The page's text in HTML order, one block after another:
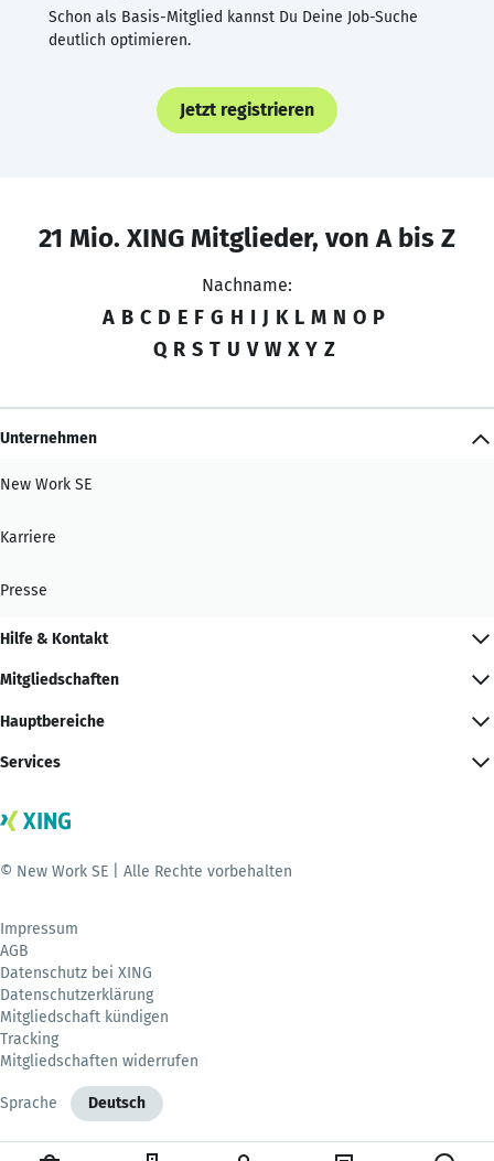
Schon als Basis-Mitglied kannst Du Deine Job-Suche
deutlich optimieren.
Jetzt registrieren
21 Mio. XING Mitglieder, von A bis Z
Nachname:
A B C D E F G H I J K L M N O P
Q R S T U V W X Y Z
Unternehmen
New Work SE
Karriere
Presse
Hilfe & Kontakt
Mitgliedschaften
Hauptbereiche
Services
© New Work SE | Alle Rechte vorbehalten
Impressum
AGB
Datenschutz bei XING
Datenschutzerklärung
Mitgliedschaft kündigen
Tracking
Mitgliedschaften widerrufen
Sprache Deutsch